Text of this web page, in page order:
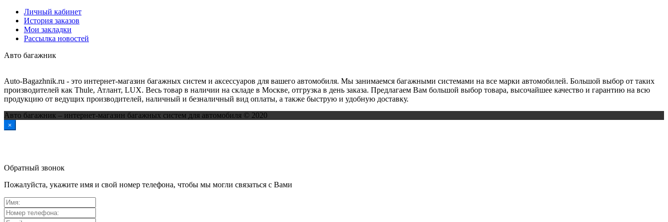
Личный кабинет
История заказов
Мои закладки
Рассылка новостей
Авто багажник
Auto-Bagazhnik.ru - это интернет-магазин багажных систем и аксессуаров для вашего автомобиля. Мы занимаемся багажными системами на все марки автомобилей. Большой выбор от таких
производителей как Thule, Атлант, LUX. Весь товар в наличии на складе в Москве, отгрузка в день заказа. Предлагаем Вам большой выбор товара, высочайшее качество и гарантию на всю
продукцию от ведущих производителей, наличный и безналичный вид оплаты, а также быструю и удобную доставку.
Авто багажник – интернет-магазин багажных систем для автомобиля © 2020
×
Обратный звонок
Пожалуйста, укажите имя и свой номер телефона, чтобы мы могли связаться с Вами